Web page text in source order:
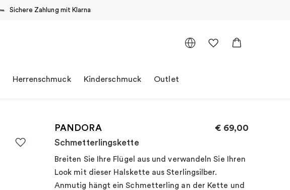
Sichere Zahlung mit Klarna
Herrenschmuck Kinderschmuck Outlet
PANDORA
Schmetterlingskette
€ 69,00
Breiten Sie Ihre Flügel aus und verwandeln Sie Ihren
Look mit dieser Halskette aus Sterlingsilber.
Anmutig hängt ein Schmetterling an der Kette und